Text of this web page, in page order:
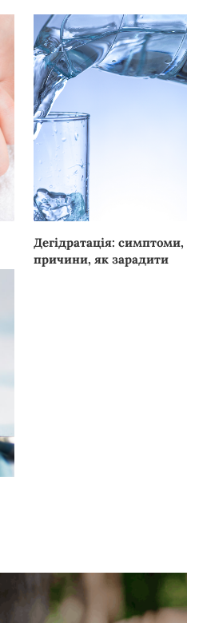
Дегідратація: симптоми,
причини, як зарадити